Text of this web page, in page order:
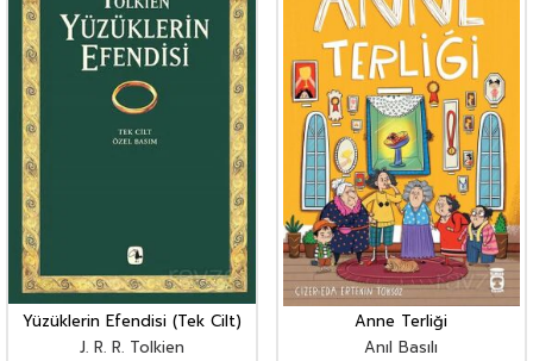
Yüzüklerin Efendisi (Tek Cilt)
J. R. R. Tolkien
Anne Terliği
Anıl Basılı